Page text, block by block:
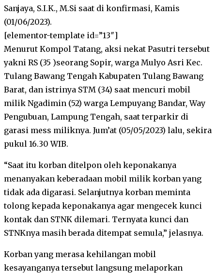
Sanjaya, S.I.K., M.Si saat di konfirmasi, Kamis
(01/06/2023).
[elementor-template id=”13″]
Menurut Kompol Tatang, aksi nekat Pasutri tersebut
yakni RS (35 )seorang Sopir, warga Mulyo Asri Kec.
Tulang Bawang Tengah Kabupaten Tulang Bawang
Barat, dan istrinya STM (34) saat mencuri mobil
milik Ngadimin (52) warga Lempuyang Bandar, Way
Pengubuan, Lampung Tengah, saat terparkir di
garasi mess miliknya. Jum’at (05/05/2023) lalu, sekira
pukul 16.30 WIB.
“Saat itu korban ditelpon oleh keponakanya
menanyakan keberadaan mobil milik korban yang
tidak ada digarasi. Selanjutnya korban meminta
tolong kepada keponakanya agar mengecek kunci
kontak dan STNK dilemari. Ternyata kunci dan
STNKnya masih berada ditempat semula,” jelasnya.
Korban yang merasa kehilangan mobil
kesayanganya tersebut langsung melaporkan